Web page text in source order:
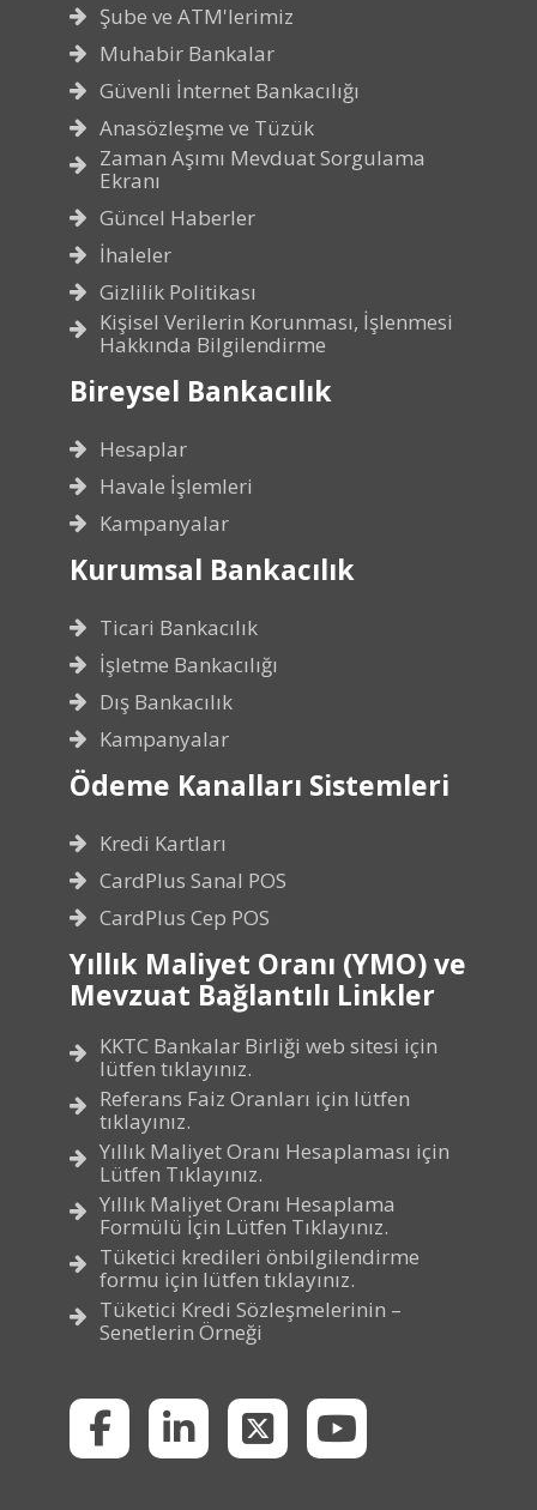
Şube ve ATM'lerimiz
Muhabir Bankalar
Güvenli İnternet Bankacılığı
Anasözleşme ve Tüzük
Zaman Aşımı Mevduat Sorgulama
Ekranı
Güncel Haberler
İhaleler
Gizlilik Politikası
Kişisel Verilerin Korunması, İşlenmesi
Hakkında Bilgilendirme
Bireysel Bankacılık
Hesaplar
Havale İşlemleri
Kampanyalar
Kurumsal Bankacılık
Ticari Bankacılık
İşletme Bankacılığı
Dış Bankacılık
Kampanyalar
Ödeme Kanalları Sistemleri
Kredi Kartları
CardPlus Sanal POS
CardPlus Cep POS
Yıllık Maliyet Oranı (YMO) ve
Mevzuat Bağlantılı Linkler
KKTC Bankalar Birliği web sitesi için
lütfen tıklayınız.
Referans Faiz Oranları için lütfen
tıklayınız.
Yıllık Maliyet Oranı Hesaplaması için
Lütfen Tıklayınız.
Yıllık Maliyet Oranı Hesaplama
Formülü İçin Lütfen Tıklayınız.
Tüketici kredileri önbilgilendirme
formu için lütfen tıklayınız.
Tüketici Kredi Sözleşmelerinin –
Senetlerin Örneği